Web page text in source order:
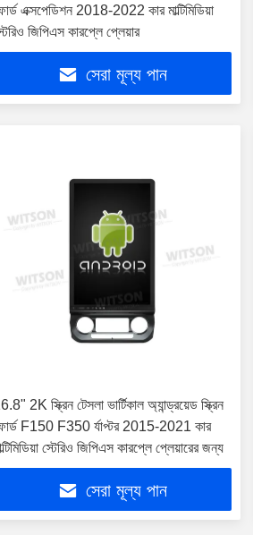
এক্সপেডিশন 2018-2022 কার মাল্টিমিডিয়া
জিপিএস কারপ্লে প্লেয়ার
সেরা মূল্য পান
2K স্ক্রিন টেসলা ভার্টিকাল অ্যান্ড্রয়েড স্ক্রিন
F150 F350 র্যাপ্টর 2015-2021 কার
স্টেরিও জিপিএস কারপ্লে প্লেয়ারের জন্য
সেরা মূল্য পান